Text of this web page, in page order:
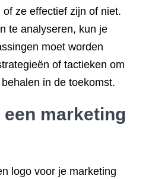
ze effectief zijn of niet.
te analyseren, kun je
moet worden
of tactieken om
in de toekomst.
een marketing
logo voor je marketing